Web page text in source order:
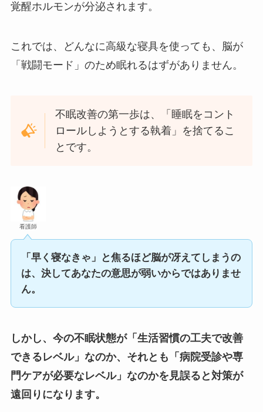
覚醒ホルモンが分泌されます。
これでは、どんなに高級な寝具を使っても、脳が
「戦闘モード」のため眠れるはずがありません。
不眠改善の第一歩は、「睡眠をコント
ロールしようとする執着」を捨てるこ
とです。
看護師
「早く寝なきゃ」と焦るほど脳が冴えてしまうの
は、決してあなたの意思が弱いからではありませ
ん。
しかし、今の不眠状態が「生活習慣の工夫で改善
できるレベル」なのか、それとも「病院受診や専
門ケアが必要なレベル」なのかを見誤ると対策が
遠回りになります。